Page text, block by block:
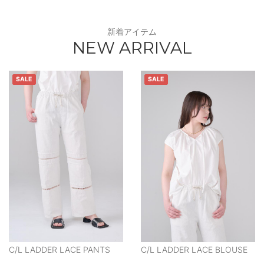
新着アイテム
NEW ARRIVAL
SALE
C/L LADDER LACE PANTS
SALE
C/L LADDER LACE BLOUSE